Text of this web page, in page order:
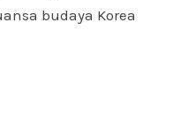
budaya Korea